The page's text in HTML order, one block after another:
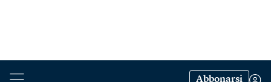
Abbonarsi